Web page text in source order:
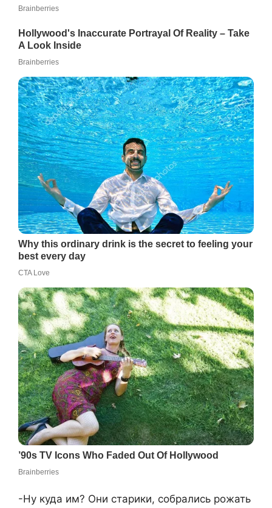
-Ну куда им? Они старики, собрались рожать